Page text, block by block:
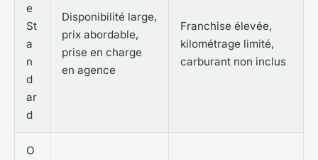
e
St
a
n
d
ar
d
Disponibilité large,
prix abordable,
prise en charge
en agence
Franchise élevée,
kilométrage limité,
carburant non inclus
O